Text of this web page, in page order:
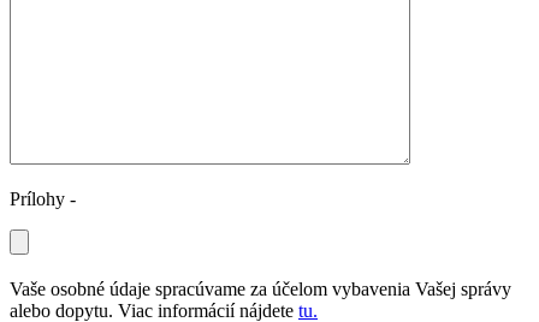
Prílohy -
Vaše osobné údaje spracúvame za účelom vybavenia Vašej správy
alebo dopytu. Viac informácií nájdete tu.